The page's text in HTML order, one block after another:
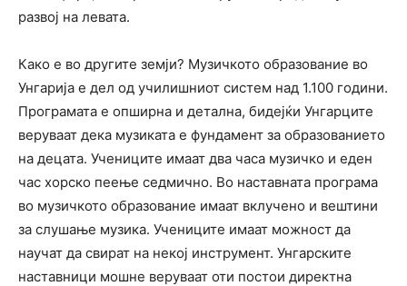
развој на левата.
Како е во другите земји? Музичкото образование во
Унгарија е дел од училишниот систем над 1.100 години.
Програмата е опширна и детална, бидејќи Унгарците
веруваат дека музиката е фундамент за образованието
на децата. Учениците имаат два часа музичко и еден
час хорско пеење седмично. Во наставната програма
во музичкото образование имаат вклучено и вештини
за слушање музика. Учениците имаат можност да
научат да свират на некој инструмент. Унгарските
наставници мошне веруваат оти постои директна